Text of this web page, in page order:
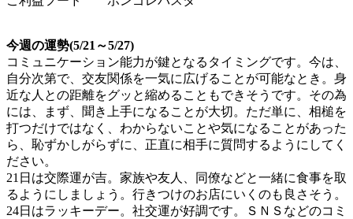
今週の運勢(5/21～5/27)
コミュニケーション能力が鍵となるタイミングです。今は、
自分次第で、交友関係を一気に広げることが可能なとき。身
近な人との距離をグッと縮めることもできそうです。その為
には、まず、聞き上手になることが大切。ただ単に、相槌を
打つだけではなく、わからないことや気になることがあった
ら、恥ずかしがらずに、正直に相手に質問するようにしてく
ださい。
21日は交際運が吉。家族や友人、同僚などと一緒に食事を取
るようにしましょう。行きつけのお店にいくのも良さそう。
24日はラッキーデー。社交運が好調です。ＳＮＳなどのコミ